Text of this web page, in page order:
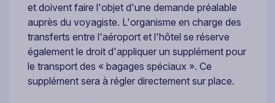
et doivent faire l'objet d'une demande préalable
auprès du voyagiste. L'organisme en charge des
transferts entre l'aéroport et l'hôtel se réserve
également le droit d'appliquer un supplément pour
le transport des « bagages spéciaux ». Ce
supplément sera à régler directement sur place.